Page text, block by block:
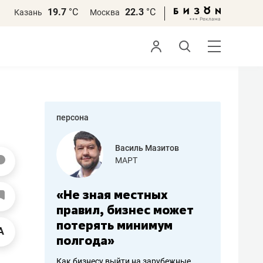
Казань 19.7 °С Москва 22.3 °С
персона
работа
Василь Мазитов
МАРТ
«Не зная местных
правил, бизнес может
потерять минимум
полгода»